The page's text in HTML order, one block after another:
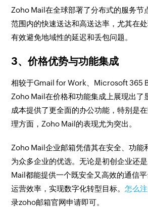
Zoho Mail在全球部署了分布式的服务节
范围内的快速送达和高送达率，尤其在
有效避免地域性的延迟和丢包问题。
3、价格优势与功能集成
相较于Gmail for Work、Microsoft 365
Zoho Mail在价格和功能集成上展现出了
成本提供了更全面的办公功能，特别是
理方面，Zoho Mail的表现尤为突出。
Zoho Mail企业邮箱凭借其在安全、功能
为众多企业的优选。无论是初创企业还
Mail都能提供一个既安全又高效的通信
运营效率，实现数字化转型目标。怎么
录zoho邮箱官网申请即可。